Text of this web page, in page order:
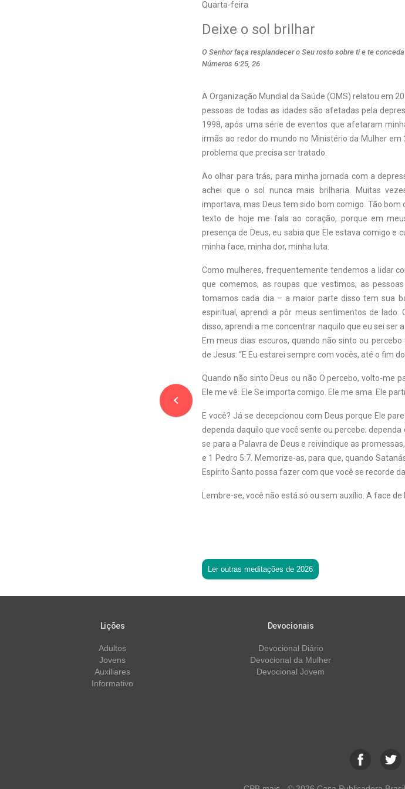
Quarta-feira
navigate_before
Deixe o sol brilhar
O Senhor faça resplandecer o Seu rosto sobre ti e te
Números 6:25, 26
A Organização Mundial da Saúde (OMS) relatou em
pessoas de todas as idades são afetadas pela
1998, após uma série de eventos que afetaram
irmãs ao redor do mundo no Ministério da Mulher
problema que precisa ser tratado.
Ao olhar para trás, para minha jornada com a
achei que o sol nunca mais brilharia. Muitas
importava, mas Deus tem sido bom comigo. Tão bom
texto de hoje me fala ao coração, porque em
presença de Deus, eu sabia que Ele estava comigo e
minha face, minha dor, minha luta.
Como mulheres, frequentemente tendemos a lidar
que comemos, as roupas que vestimos, as
tomamos cada dia – a maior parte disso tem sua
espiritual, aprendi a pôr meus sentimentos de lado.
disso, aprendi a me concentrar naquilo que eu sei ser
Em meus dias escuros, quando não sinto ou
de Jesus: “E Eu estarei sempre com vocês, até o fim
Quando não sinto Deus ou não O percebo, volto-me
Ele me vê. Ele Se importa comigo. Ele me ama. Ele
E você? Já se decepcionou com Deus porque Ele
dependa daquilo que você sente ou percebe;
se para a Palavra de Deus e reivindique as
e 1 Pedro 5:7. Memorize-as, para que, quando
Espírito Santo possa fazer com que você se recorde
Lembre-se, você não está só ou sem auxílio. A face
Ler outras meditações de 2026
Lições
Adultos
Jovens
Auxiliares
Informativo
Devocionais
Devocional Diário
Devocional da Mulher
Devocional Jovem